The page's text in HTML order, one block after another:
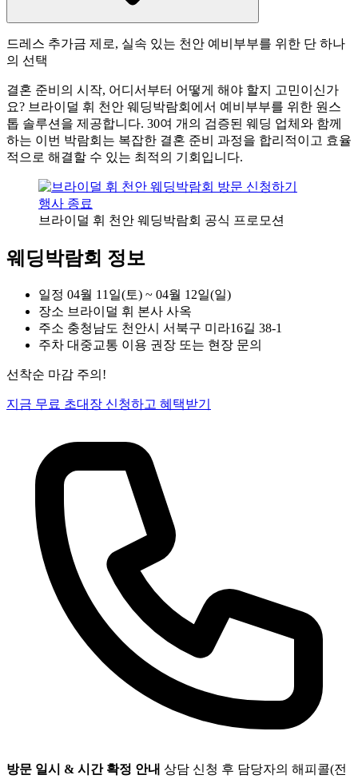
드레스 추가금 제로, 실속 있는 천안 예비부부를 위한 단 하나
의 선택
결혼 준비의 시작, 어디서부터 어떻게 해야 할지 고민이신가
요? 브라이덜 휘 천안 웨딩박람회에서 예비부부를 위한 원스
톱 솔루션을 제공합니다. 30여 개의 검증된 웨딩 업체와 함께
하는 이번 박람회는 복잡한 결혼 준비 과정을 합리적이고 효율
적으로 해결할 수 있는 최적의 기회입니다.
행사 종료
브라이덜 휘 천안 웨딩박람회 공식 프로모션
웨딩박람회 정보
일정 04월 11일(토) ~ 04월 12일(일)
장소 브라이덜 휘 본사 사옥
주소 충청남도 천안시 서북구 미라16길 38-1
주차 대중교통 이용 권장 또는 현장 문의
선착순 마감 주의!
지금 무료 초대장 신청하고 혜택받기
방문 일시 & 시간 확정 안내 상담 신청 후 담당자의 해피콜(전